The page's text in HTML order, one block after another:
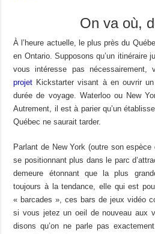
On va où,
À l’heure actuelle, le plus près du
en Ontario. Supposons qu’un itinéraire
vous intéresse pas nécessairement,
projet Kickstarter visant à en ouvrir
durée de voyage. Waterloo ou New
Autrement, il est à parier qu’un
Québec ne saurait tarder.
Parlant de New York (outre son espèce
se positionnant plus dans le parc
demeure étonnant que la plus
toujours à la tendance, elle qui est
« barcades », ces bars de jeux vidéo
si vous jetez un oeil de nouveau aux
disons qu’on ne parle pas